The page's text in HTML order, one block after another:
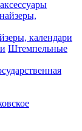
календари
Штемпельные